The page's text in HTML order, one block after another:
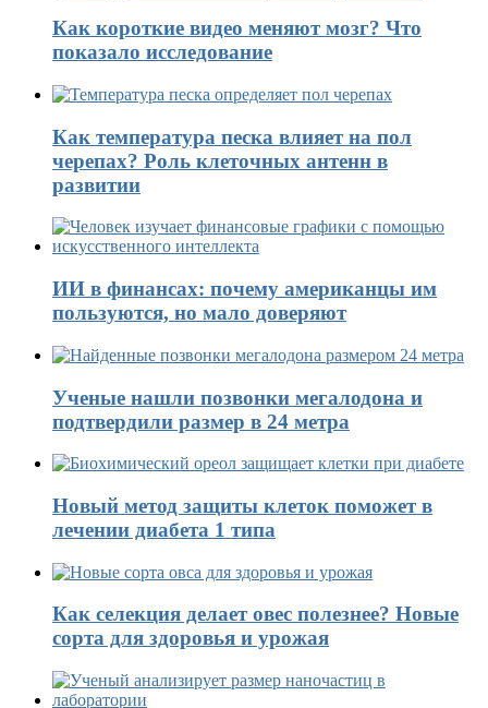
Как короткие видео меняют мозг? Что
показало исследование
Как температура песка влияет на пол
черепах? Роль клеточных антенн в
развитии
ИИ в финансах: почему американцы им
пользуются, но мало доверяют
Ученые нашли позвонки мегалодона и
подтвердили размер в 24 метра
Новый метод защиты клеток поможет в
лечении диабета 1 типа
Как селекция делает овес полезнее? Новые
сорта для здоровья и урожая